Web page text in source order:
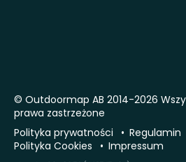
© Outdoormap AB 2014-2026
prawa zastrzeżone
Polityka prywatności
Regulamin
Polityka Cookies
Impressum